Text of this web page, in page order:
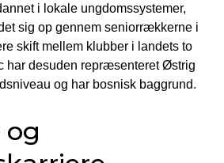
i lokale ungdomssystemer,
sig op gennem seniorrækkerne i
skift mellem klubber i landets to
har desuden repræsenteret Østrig
og har bosnisk baggrund.
og